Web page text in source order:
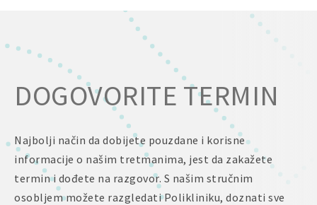
DOGOVORITE TERMIN
Najbolji način da dobijete pouzdane i korisne
informacije o našim tretmanima, jest da zakažete
termin i dođete na razgovor. S našim stručnim
osobljem možete razgledati Polikliniku, doznati sve